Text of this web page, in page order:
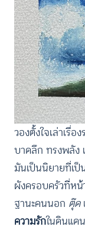
วองตั้งใจเล่าเรื่อ
บาดลึก ทรงพลัง
มันเป็นนิยายที่เป็
ผังครอบครัวที่หน้
ฐานะคนนอก ตุ๊ด
ความรักในดินแด